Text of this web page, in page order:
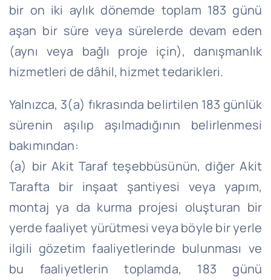
bir on iki aylık dönemde toplam 183 günü
aşan bir süre veya sürelerde devam eden
(aynı veya bağlı proje için), danışmanlık
hizmetleri de dâhil, hizmet tedarikleri.
Yalnızca, 3(a) fıkrasında belirtilen 183 günlük
sürenin aşılıp aşılmadığının belirlenmesi
bakımından:
(a) bir Akit Taraf teşebbüsünün, diğer Akit
Tarafta bir inşaat şantiyesi veya yapım,
montaj ya da kurma projesi oluşturan bir
yerde faaliyet yürütmesi veya böyle bir yerle
ilgili gözetim faaliyetlerinde bulunması ve
bu faaliyetlerin toplamda, 183 günü